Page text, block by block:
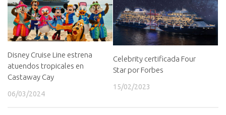
Disney Cruise Line estrena
atuendos tropicales en
Castaway Cay
06/03/2024
Celebrity certificada Four
Star por Forbes
15/02/2023